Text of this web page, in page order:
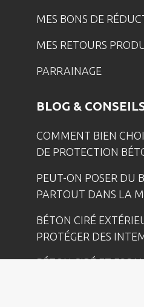
MES BONS DE
MES RETOURS
PARRAINAGE
BLOG &
COMMENT BIEN
DE PROTECTION
PEUT-ON POSER DU
PARTOUT DANS LA
BÉTON CIRÉ
PROTÉGER DES
BÉTON CIRÉ ET